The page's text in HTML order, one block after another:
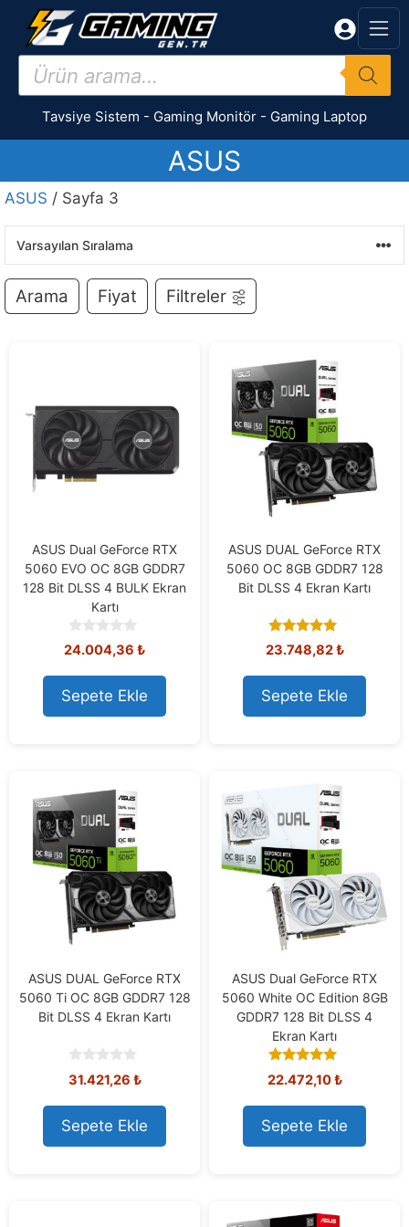
İçeriğe
Products
search
Tavsiye Sistem - Gaming Monitör - Gaming Laptop
ASUS
ASUS / Sayfa 3
Arama Fiyat Filtreler
ASUS Dual GeForce RTX
5060 EVO OC 8GB GDDR7
128 Bit DLSS 4 BULK Ekran
Kartı
0
o
u
t
o
f
24.004,36 ₺
Sepete Ekle
ASUS DUAL GeForce RTX
5060 OC 8GB GDDR7 128
Bit DLSS 4 Ekran Kartı
5.00
out of 5
23.748,82₺
Sepete Ekle
ASUS DUAL GeForce RTX
5060 Ti OC 8GB GDDR7 128
Bit DLSS 4 Ekran Kartı
0
o
u
t
o
f
31.421,26 ₺
Sepete Ekle
ASUS Dual GeForce RTX
5060 White OC Edition 8GB
GDDR7 128 Bit DLSS 4
Ekran Kartı
5.00
out of 5
22.472,10₺
Sepete Ekle